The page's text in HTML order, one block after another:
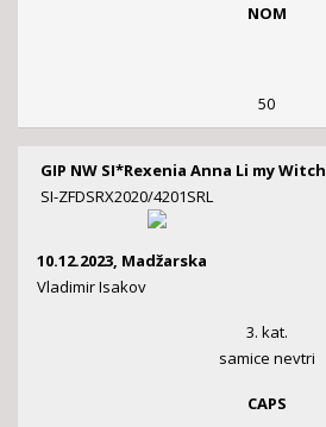
NOM
50
GIP NW SI*Rexenia Anna Li my Witch
SI-ZFDSRX2020/4201SRL
10.12.2023, Madžarska
Vladimir Isakov
3. kat.
samice nevtri
CAPS